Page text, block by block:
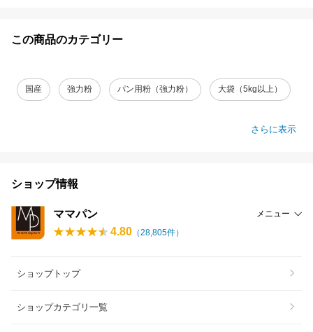
この商品のカテゴリー
国産 強力粉 パン用粉（強力粉） 大袋（5kg以上）
さらに表示
ショップ情報
ママパン メニュー
4.80 （28,805件）
ショップトップ
ショップカテゴリ一覧